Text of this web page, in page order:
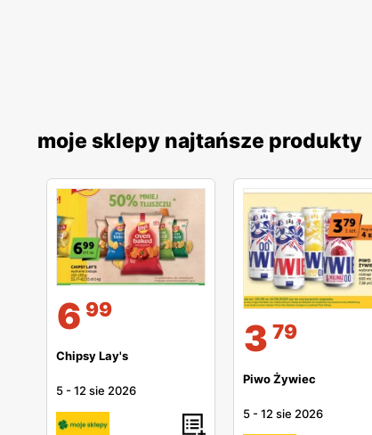
moje sklepy najtańsze produkty
6 99
Chipsy Lay's
5 -12 sie 2026
3 79
Piwo Żywiec
5 -12 sie 2026